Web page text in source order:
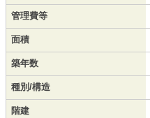
管理費等
面積
築年数
種別/構造
階建